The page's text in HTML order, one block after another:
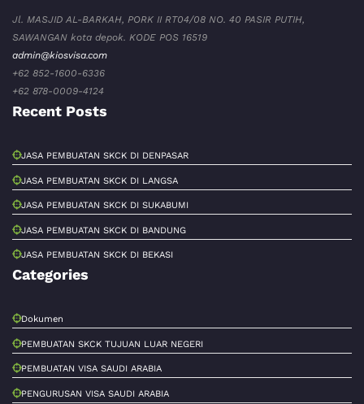
Jl. MASJID AL-BARKAH, PORK II RT04/08 NO. 40 PASIR PUTIH,
SAWANGAN kota depok. KODE POS 16519
admin@kiosvisa.com
+62 852-1600-6336
+62 878-0009-4124
Recent Posts
JASA PEMBUATAN SKCK DI DENPASAR
JASA PEMBUATAN SKCK DI LANGSA
JASA PEMBUATAN SKCK DI SUKABUMI
JASA PEMBUATAN SKCK DI BANDUNG
JASA PEMBUATAN SKCK DI BEKASI
Categories
Dokumen
PEMBUATAN SKCK TUJUAN LUAR NEGERI
PEMBUATAN VISA SAUDI ARABIA
PENGURUSAN VISA SAUDI ARABIA